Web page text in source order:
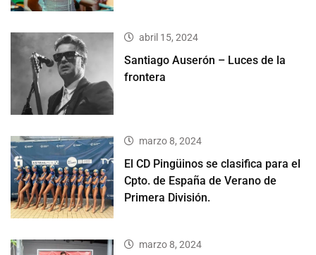
abril 15, 2024
Santiago Auserón – Luces de la
frontera
marzo 8, 2024
El CD Pingüinos se clasifica para el
Cpto. de España de Verano de
Primera División.
marzo 8, 2024